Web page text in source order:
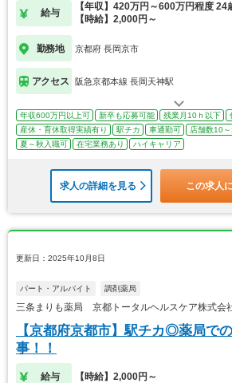
給与
【年収】420万円～600万円程度 24
【時給】2,000円～
勤務地 京都府 長岡京市
アクセス 阪急京都本線 長岡天神駅
年収600万円以上可 新卒も応募可能 残業月10ｈ以下
産休・育休取得実績有り
駅チカ 車通勤可 店舗数10
夏～秋入職可
在宅業務あり ハイキャリア
求人の詳細を見る この求人
更新日：2025年10月8日
パート・アルバイト 調剤薬局
三条まりも薬局 京都トータルヘルスケア株式会
【京都府京都市】駅チカ◎薬局で
事！！
給与 【時給】2,000円～